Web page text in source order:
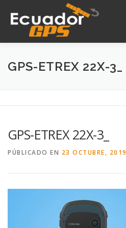
contenido
INICIO NOSOTROS
GPS-ETREX 22X-3_
GPS-ETREX 22X-3_
PÚBLICADO EN 23 OCTUBRE, 2019